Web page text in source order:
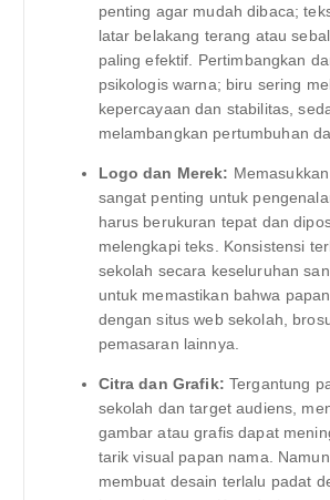
penting agar mudah dibaca;
latar belakang terang atau
paling efektif. Pertimbangkan
psikologis warna; biru sering
kepercayaan dan stabilitas,
melambangkan pertumbuhan
Logo dan Merek:
sangat penting untuk
harus berukuran tepat dan
melengkapi teks. Konsistensi
sekolah secara keseluruhan
untuk memastikan bahwa
dengan situs web sekolah,
pemasaran lainnya.
Citra dan Grafik: Tergantung
sekolah dan target audiens,
gambar atau grafis dapat
tarik visual papan nama.
membuat desain terlalu padat